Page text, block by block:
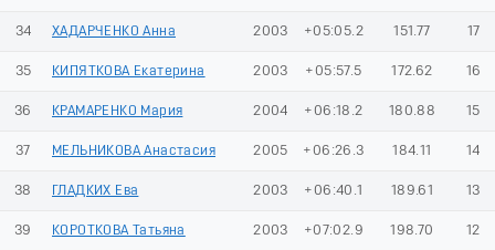
34 ХАДАРЧЕНКО Анна 2003 +05:05.2 151.77 17
35 КИПЯТКОВА Екатерина 2003 +05:57.5 172.62 16
36 КРАМАРЕНКО Мария 2004 +06:18.2 180.88 15
37 МЕЛЬНИКОВА Анастасия 2005 +06:26.3 184.11 14
38 ГЛАДКИХ Ева 2003 +06:40.1 189.61 13
39 КОРОТКОВА Татьяна 2003 +07:02.9 198.70 12